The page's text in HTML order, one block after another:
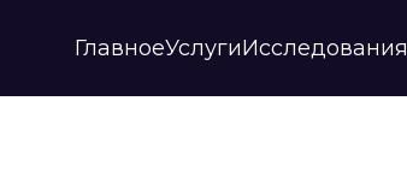
ГлавноеУслугиИсследования